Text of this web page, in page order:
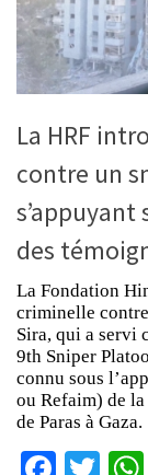
La HRF
contre un
des
La Fondation
criminelle
Sira, qui a servi
9th Sniper
connu sous
ou Refaim) de
de Paras à Gaza.